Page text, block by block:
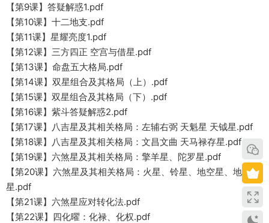
【第9课】答疑解惑1.pdf
【第10课】十二地支.pdf
【第11课】星耀亮度1.pdf
【第12课】三方四正 空宫与借星.pdf
【第13课】命盘五大格局.pdf
【第14课】双星组合及其格局（上）.pdf
【第15课】双星组合及其格局（下）.pdf
【第16课】紫斗答疑解惑2.pdf
【第17课】八吉星及其相关格局：左辅右弼 天魁星 天钺星.pdf
【第18课】八吉星及其相关格局：文昌文曲 天马禄存星.pdf
【第19课】六煞星及其相关格局：擎羊星、陀罗星.pdf
【第20课】六煞星及其相关格局：火星、铃星、地空星、地劫
星.pdf
【第21课】六煞星应对转化法.pdf
【第22课】四化曜：化禄、化权.pdf